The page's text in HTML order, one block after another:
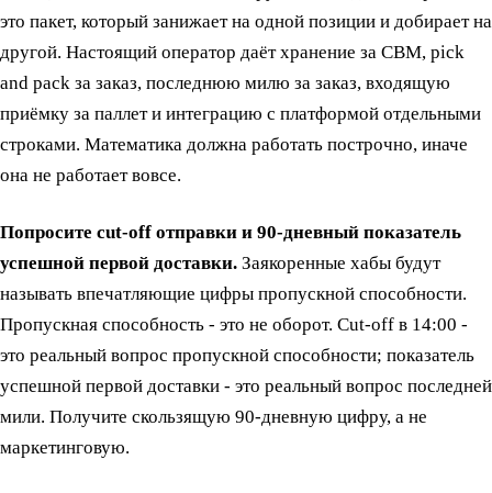
это пакет, который занижает на одной позиции и добирает на
другой. Настоящий оператор даёт хранение за CBM, pick
and pack за заказ, последнюю милю за заказ, входящую
приёмку за паллет и интеграцию с платформой отдельными
строками. Математика должна работать построчно, иначе
она не работает вовсе.
Попросите cut-off отправки и 90-дневный показатель
успешной первой доставки. Заякоренные хабы будут
называть впечатляющие цифры пропускной способности.
Пропускная способность - это не оборот. Cut-off в 14:00 -
это реальный вопрос пропускной способности; показатель
успешной первой доставки - это реальный вопрос последней
мили. Получите скользящую 90-дневную цифру, а не
маркетинговую.